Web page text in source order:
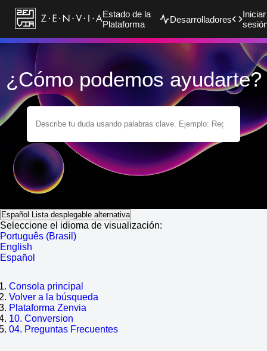
Estado de la
Plataforma
Desarrolladores
Iniciar
¿Cómo podemos ayudarte?
Español Lista desplegable alternativa
Seleccione el idioma de visualización:
Português (Brasil)
English
Español
Consola principal
Volver a la búsqueda
Plataforma Zenvia
10. Conversion
04. Preguntas Frecuentes